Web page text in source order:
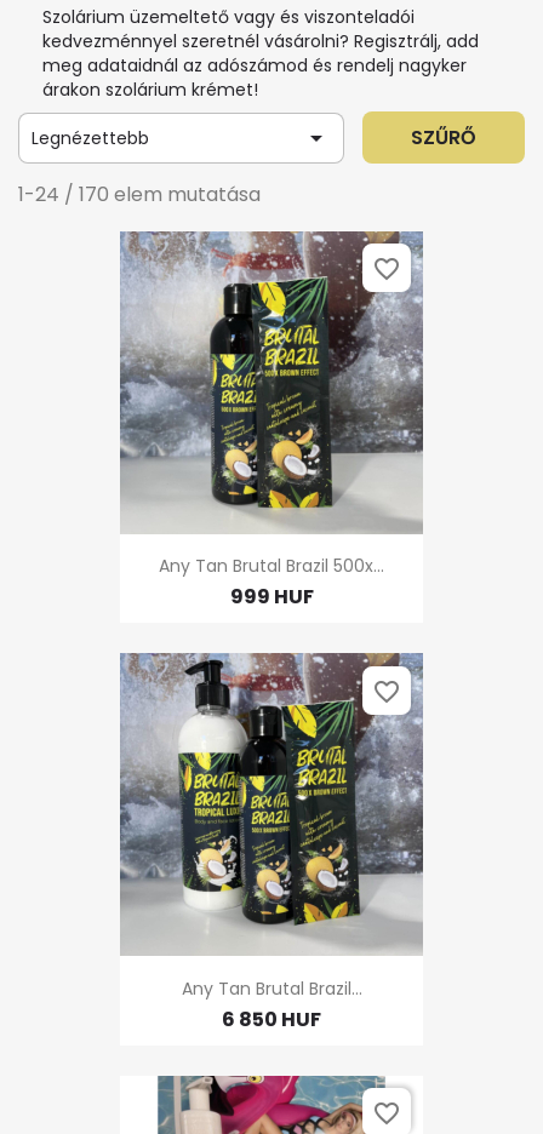
Szolárium üzemeltető vagy és viszonteladói
kedvezménnyel szeretnél vásárolni? Regisztrálj, add
meg adataidnál az adószámod és rendelj nagyker
árakon szolárium krémet!
Legnézettebb
 SZŰRŐ
1-24 / 170 elem mutatása
Any Tan Brutal Brazil 500x...
999 HUF
favorite_border
Any Tan Brutal Brazil...
6 850 HUF
favorite_border
favorite_border